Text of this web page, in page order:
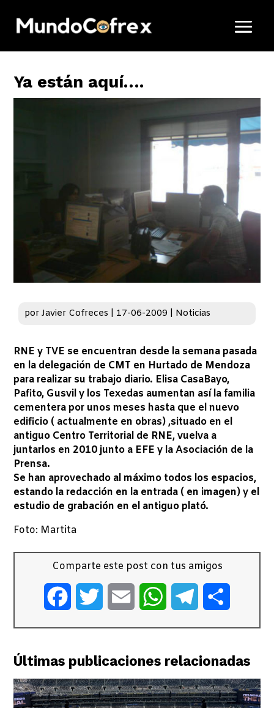
Ya están aquí….
porJavier Cofreces 17-06-2009 Noticias
RNE y TVE se encuentran desde la semana pasada
en la delegación de CMT en Hurtado de Mendoza
para realizar su trabajo diario. Elisa CasaBayo,
Pafito, Gusvil y los Texedas aumentan así la familia
cementera por unos meses hasta que el nuevo
edificio ( actualmente en obras) ,situado en el
antiguo Centro Territorial de RNE, vuelva a
juntarlos en 2010 junto a EFE y la Asociación de la
Prensa.
Se han aprovechado al máximo todos los espacios,
estando la redacción en la entrada ( en imagen) y el
estudio de grabación en el antiguo plató.
Foto: Martita
Comparte este post con tus amigos
FacebookTwitter Email WhatsAppTelegram
Últimas publicaciones relacionadas